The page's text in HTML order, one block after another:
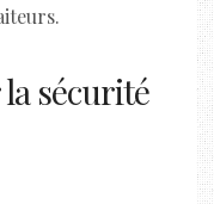
sécurité